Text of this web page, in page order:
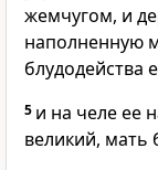
жемчугом, и
наполненную
блудодейства
5 и на челе ее
великий,